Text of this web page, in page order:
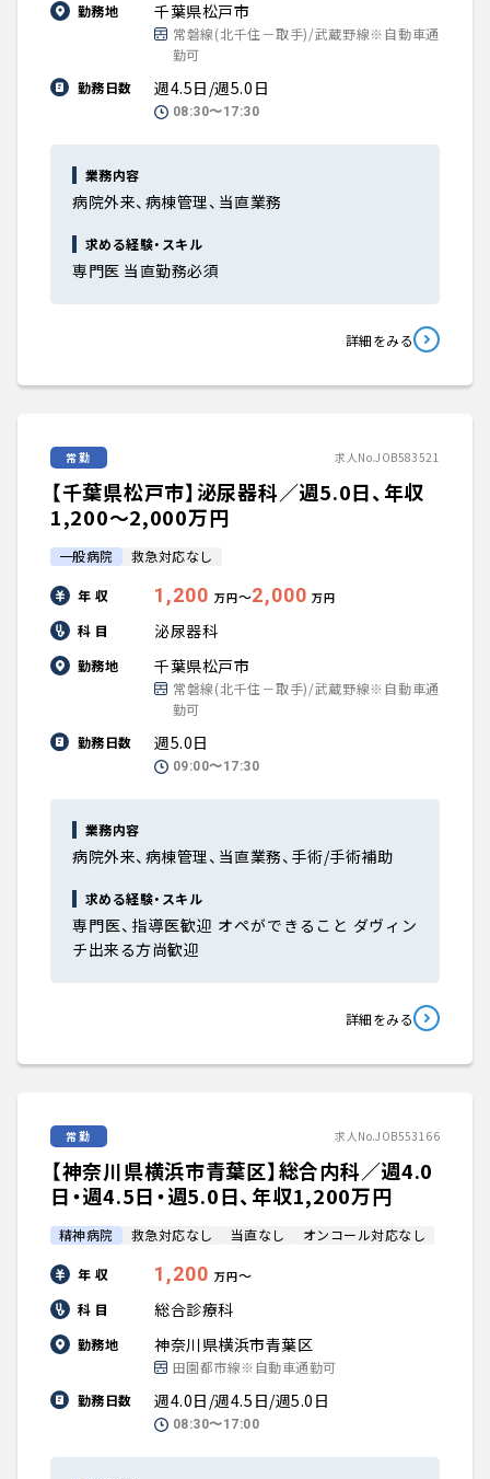
勤務地 千葉県松戸市
常磐線(北千住－取手)/武蔵野線※自動車通
勤可
勤務日数
週4.5日/週5.0日
08:30〜17:30
業務内容
病院外来、病棟管理、当直業務
求める経験・スキル
専門医 当直勤務必須
詳細をみる
常勤 求人No.JOB583521
【千葉県松戸市】泌尿器科／週5.0日、年収
1,200〜2,000万円
一般病院 救急対応なし
年 収 1,200 万円〜2,000 万円
科 目 泌尿器科
勤務地 千葉県松戸市
常磐線(北千住－取手)/武蔵野線※自動車通
勤可
勤務日数
週5.0日
09:00〜17:30
業務内容
病院外来、病棟管理、当直業務、手術/手術補助
求める経験・スキル
専門医、指導医歓迎 オペができること ダヴィン
チ出来る方尚歓迎
詳細をみる
常勤 求人No.JOB553166
【神奈川県横浜市青葉区】総合内科／週4.0
日・週4.5日・週5.0日、年収1,200万円
精神病院 救急対応なし 当直なし オンコール対応なし
年 収 1,200 万円〜
科 目
総合診療科
勤務地 神奈川県横浜市青葉区
田園都市線※自動車通勤可
勤務日数
週4.0日/週4.5日/週5.0日
08:30〜17:00